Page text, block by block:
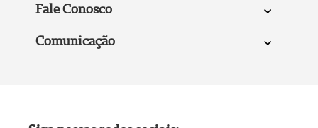
Fale Conosco
Comunicação